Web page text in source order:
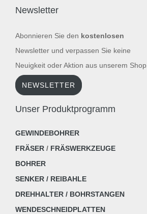
Newsletter
Abonnieren Sie den kostenlosen
Newsletter und verpassen Sie keine
Neuigkeit oder Aktion aus unserem Shop.
NEWSLETTER
Unser Produktprogramm
GEWINDEBOHRER
FRÄSER / FRÄSWERKZEUGE
BOHRER
SENKER / REIBAHLE
DREHHALTER / BOHRSTANGEN
WENDESCHNEIDPLATTEN